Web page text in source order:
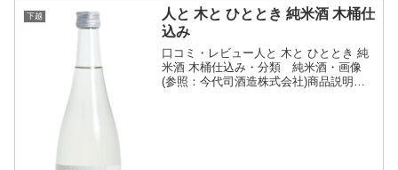
下越
人と 木と ひととき 純米酒 木桶仕
込み
口コミ・レビュー人と 木と ひととき 純
米酒 木桶仕込み・分類 純米酒・画像
(参照：今代司酒造株式会社)商品説明・